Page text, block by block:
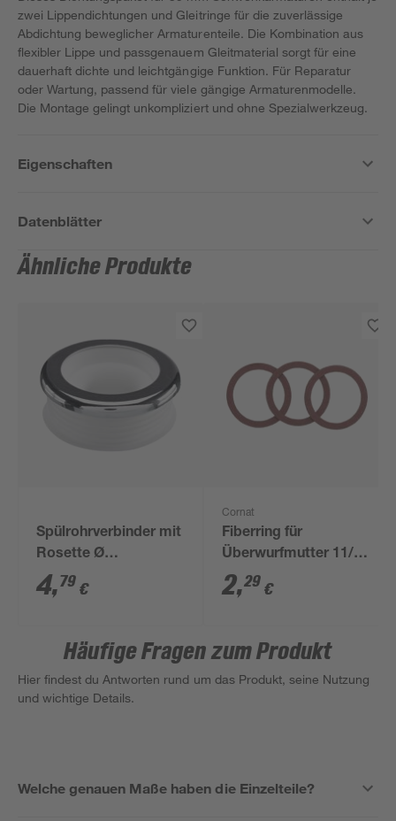
zwei Lippendichtungen und Gleitringe für die zuverlässige
Abdichtung beweglicher Armaturenteile. Die Kombination aus
flexibler Lippe und passgenauem Gleitmaterial sorgt für eine
dauerhaft dichte und leichtgängige Funktion. Für Reparatur
oder Wartung, passend für viele gängige Armaturenmodelle.
Die Montage gelingt unkompliziert und ohne Spezialwerkzeug.
Eigenschaften
Datenblätter
Ähnliche Produkte
Spülrohrverbinder mit
Rosette Ø
28/32/44/55 mm
4,79 €
Cornat
Fiberring für
Überwurfmutter 11/2"
35 x 45 x 2 mm, 3
Stück
2,29 €
Häufige Fragen zum Produkt
Hier findest du Antworten rund um das Produkt, seine Nutzung
und wichtige Details.
Welche genauen Maße haben die Einzelteile?